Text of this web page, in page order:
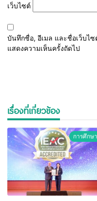
เว็บไซต์
บันทึกชื่อ, อีเมล และชื่อเว็บไ
แสดงความเห็นครั้งถัดไป
เรื่องที่เกี่ยวข้อง
การศึกษา